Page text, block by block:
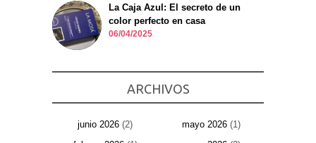
La Caja Azul: El secreto de un
color perfecto en casa
06/04/2025
ARCHIVOS
junio 2026 (2) mayo 2026(1)